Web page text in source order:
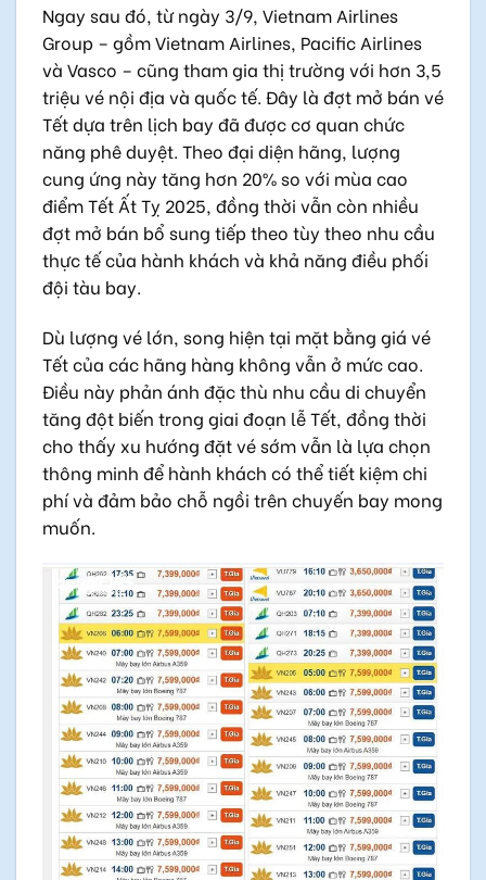
Ngay sau đó, từ ngày 3/9, Vietnam Airlines
Group – gồm Vietnam Airlines, Pacific Airlines
và Vasco – cũng tham gia thị trường với hơn 3,5
triệu vé nội địa và quốc tế. Đây là đợt mở bán vé
Tết dựa trên lịch bay đã được cơ quan chức
năng phê duyệt. Theo đại diện hãng, lượng
cung ứng này tăng hơn 20% so với mùa cao
điểm Tết Ất Tỵ 2025, đồng thời vẫn còn nhiều
đợt mở bán bổ sung tiếp theo tùy theo nhu cầu
thực tế của hành khách và khả năng điều phối
đội tàu bay.
Dù lượng vé lớn, song hiện tại mặt bằng giá vé
Tết của các hãng hàng không vẫn ở mức cao.
Điều này phản ánh đặc thù nhu cầu di chuyển
tăng đột biến trong giai đoạn lễ Tết, đồng thời
cho thấy xu hướng đặt vé sớm vẫn là lựa chọn
thông minh để hành khách có thể tiết kiệm chi
phí và đảm bảo chỗ ngồi trên chuyến bay mong
muốn.